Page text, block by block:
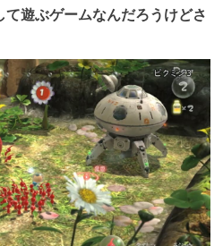
て遊ぶゲームなんだろうけどさ